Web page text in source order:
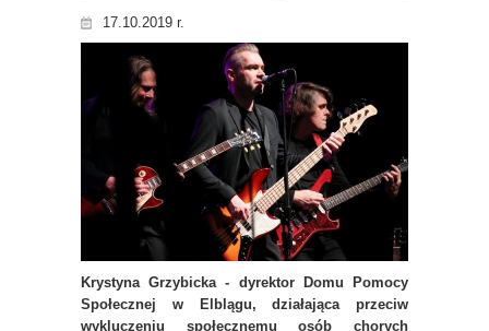
17.10.2019 r.
Krystyna Grzybicka - dyrektor Domu Pomocy
Społecznej w Elblągu, działająca przeciw
wykluczeniu społecznemu osób chorych